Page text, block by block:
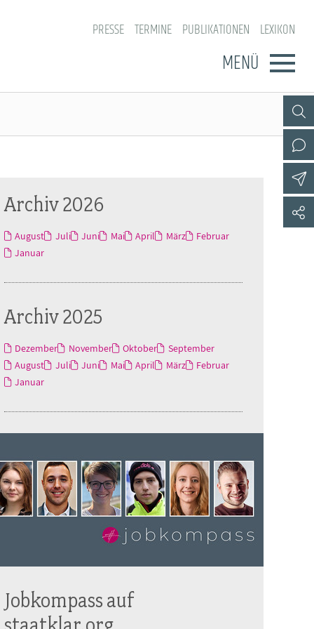
PRESSE TERMINE PUBLIKATIONEN LEXIKON
MENÜ
Archiv 2026
August Juli Juni Mai April März
Februar
Januar
Archiv 2025
Dezember November Oktober
September
August
Juli Juni Mai April März
Februar
Januar
Jobkompass auf